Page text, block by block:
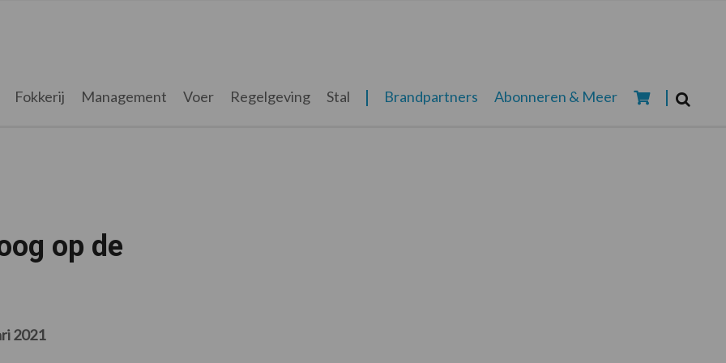
Fokkerij Management Voer Regelgeving Stal Brandpartners Abonneren & Meer
op de
2021